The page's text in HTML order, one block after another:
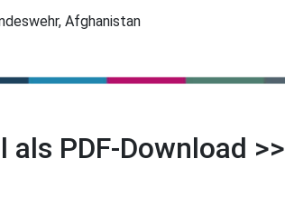
Afghanistan
PDF-Download >>